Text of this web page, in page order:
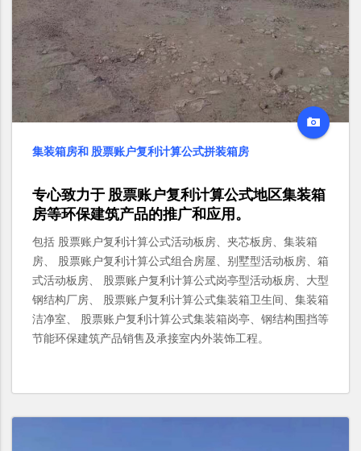
集装箱房和 股票账户复利计算公式拼装箱房
专心致力于 股票账户复利计算公式地区集装箱
房等环保建筑产品的推广和应用。
包括 股票账户复利计算公式活动板房、夹芯板房、集装箱
房、 股票账户复利计算公式组合房屋、别墅型活动板房、箱
式活动板房、 股票账户复利计算公式岗亭型活动板房、大型
钢结构厂房、 股票账户复利计算公式集装箱卫生间、集装箱
洁净室、 股票账户复利计算公式集装箱岗亭、钢结构围挡等
节能环保建筑产品销售及承接室内外装饰工程。